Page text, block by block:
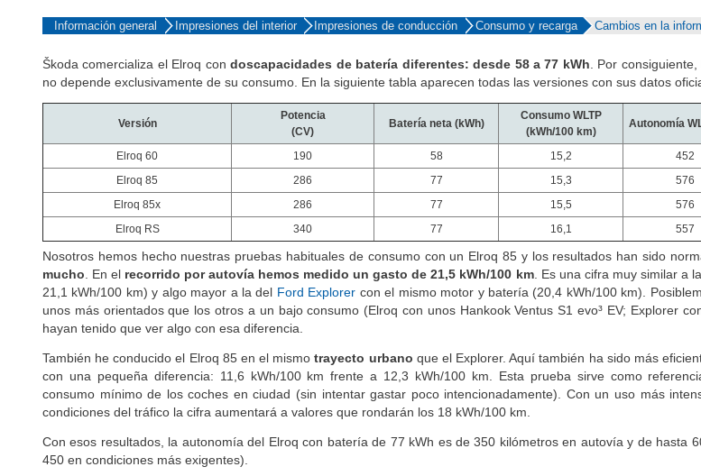
Información general Impresiones del interior Impresiones de conducción Consumo y recarga Cambios en la
Škoda comercializa el Elroq con doscapacidades de batería diferentes: desde 58 a 77 kWh. Por
no depende exclusivamente de su consumo. En la siguiente tabla aparecen todas las versiones con sus datos
Versión
Potencia
(CV)
Batería neta (kWh)
Consumo WLTP
(kWh/100 km)
Autonomía
Elroq 60
190 58 15,2 452
Elroq 85
286 77 15,3 576
Elroq 85x
286 77 15,5 576
Elroq RS
340 77 16,1 557
Nosotros hemos hecho nuestras pruebas habituales de consumo con un Elroq 85 y los resultados han sido
mucho. En el recorrido por autovía hemos medido un gasto de 21,5 kWh/100 km. Es una cifra muy similar a
21,1 kWh/100 km) y algo mayor a la del
Ford Explorer con el mismo motor y batería (20,4 kWh/100 km).
unos más orientados que los otros a un bajo consumo (Elroq con unos Hankook Ventus S1 evo³ EV; Explorer
hayan tenido que ver algo con esa diferencia.
También he conducido el Elroq 85 en el mismo trayecto urbano que el Explorer. Aquí también ha sido más
con una pequeña diferencia: 11,6 kWh/100 km frente a 12,3 kWh/100 km. Esta prueba sirve como
consumo mínimo de los coches en ciudad (sin intentar gastar poco intencionadamente). Con un uso más
condiciones del tráfico la cifra aumentará a valores que rondarán los 18 kWh/100 km.
Con esos resultados, la autonomía del Elroq con batería de 77 kWh es de 350 kilómetros en autovía y de hasta
450 en condiciones más exigentes).